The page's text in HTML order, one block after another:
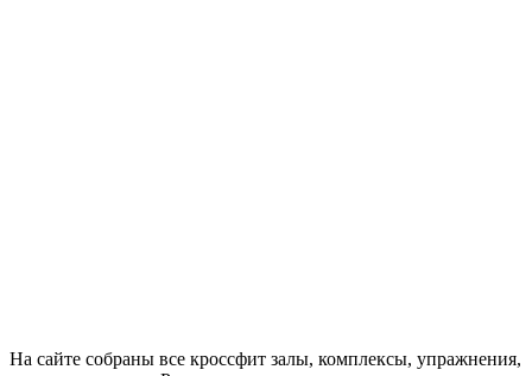
На сайте собраны все кроссфит залы, комплексы, упражнения,